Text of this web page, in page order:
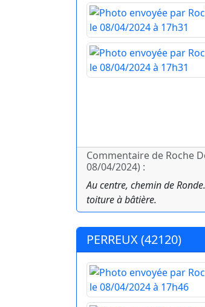
Commentaire de Roche
08/04/2024) :
Au centre, chemin de
toiture à bâtière.
PERREUX (42120)